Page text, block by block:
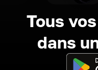
Tous
dans